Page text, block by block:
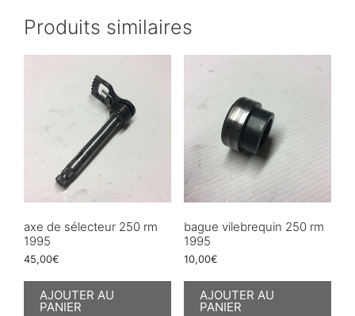
Produits similaires
axe de sélecteur 250 rm
1995
45,00€
AJOUTER AU
PANIER
bague vilebrequin 250 rm
1995
10,00€
AJOUTER AU
PANIER